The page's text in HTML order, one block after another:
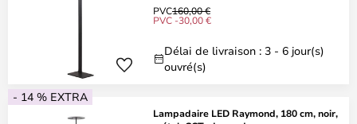
PVC160,00 €
PVC -30,00 €
Délai de livraison : 3 - 6 jour(s)
ouvré(s)
- 14 % EXTRA
Lampadaire LED Raymond, 180 cm, noir,